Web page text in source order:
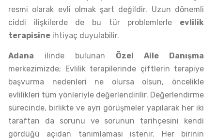
resmi olarak evli olmak şart değildir. Uzun dönemli
ciddi ilişkilerde de bu tür problemlerle evlilik
terapisine ihtiyaç duyulabilir.
Adana ilinde bulunan Özel Aile Danışma
merkezimizde; Evlilik terapilerinde çiftlerin terapiye
başvurma nedenleri ne olursa olsun, öncelikle
evlilikleri tüm yönleriyle değerlendirilir. Değerlendirme
sürecinde, birlikte ve ayrı görüşmeler yapılarak her iki
taraftan da sorunu ve sorunun tarihçesini kendi
gördüğü açıdan tanımlaması istenir. Her birinin